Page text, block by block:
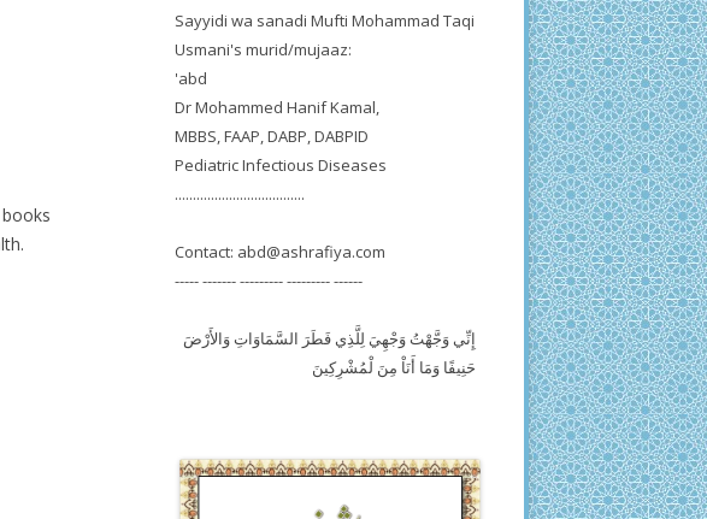
Sayyidi wa sanadi Mufti Mohammad Taqi
Usmani's murid/mujaaz:
'abd
Dr Mohammed Hanif Kamal,
MBBS, FAAP, DABP, DABPID
Pediatric Infectious Diseases
....................................
Contact: abd@ashrafiya.com
----- ------- --------- --------- ------
إِنِّي وَجَّهْتُ وَجْهِيَ لِلَّذِي فَطَرَ السَّمَاوَاتِ وَالأَرْضَ
حَنِيفًا وَمَا أَنَاْ مِنَ لْمُشْرِكِينَ